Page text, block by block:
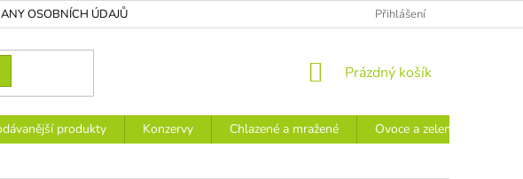
OSOBNÍCH ÚDAJŮ Přihlášení
NÁKUPNÍ
Prázdný košík
produkty Konzervy Chlazené a mražené Ovoce a zelenina